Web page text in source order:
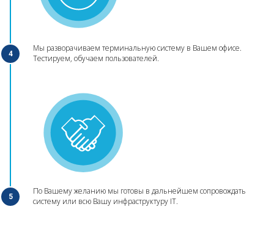
4
Мы разворачиваем терминальную систему в Вашем офисе.
Тестируем, обучаем пользователей.
5
По Вашему желанию мы готовы в дальнейшем сопровождать
систему или всю Вашу инфраструктуру IT.